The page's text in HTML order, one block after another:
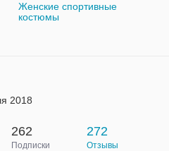
Женские спортивные
костюмы
2018
262
Подписки
272
Отзывы